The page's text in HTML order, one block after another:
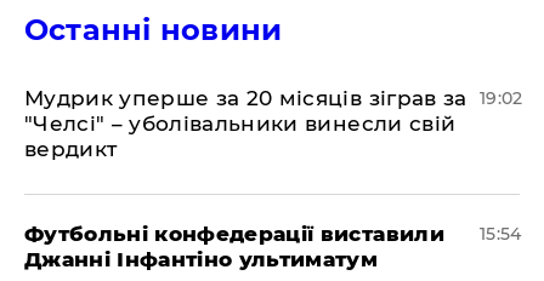
Останні новини
​Мудрик уперше за 20 місяців зіграв за
"Челсі" – уболівальники винесли свій
вердикт
19:02
Футбольні конфедерації виставили
Джанні Інфантіно ультиматум
15:54